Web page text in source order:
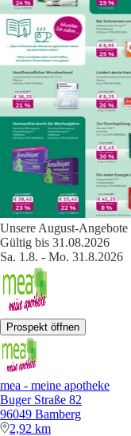
Unsere August-Angebote
Gültig bis 31.08.2026
Sa. 1.8. - Mo. 31.8.2026
Prospekt öffnen
mea - meine apotheke
Buger Straße 82
96049 Bamberg
2,92 km